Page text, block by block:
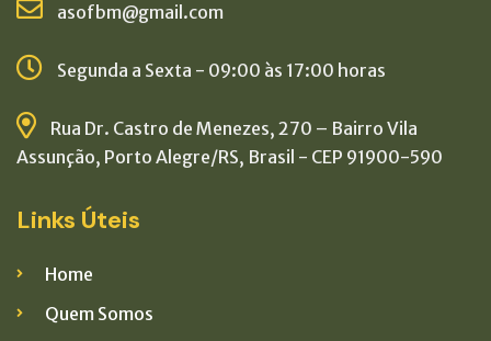
asofbm@gmail.com
Segunda a Sexta - 09:00 às 17:00 horas
Rua Dr. Castro de Menezes, 270 – Bairro Vila
Assunção, Porto Alegre/RS, Brasil - CEP 91900-590
Links Úteis
Home
Quem Somos